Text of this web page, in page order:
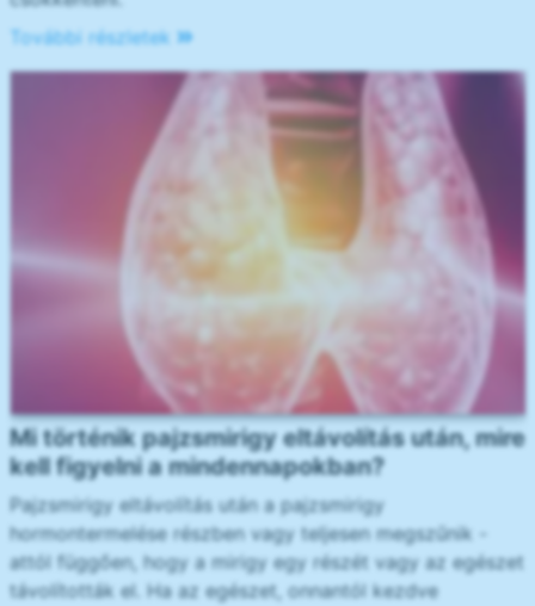
További részletek
Mi történik pajzsmirigy eltávolítás után, mire
kell figyelni a mindennapokban?
Pajzsmirigy eltávolítás után a pajzsmirigy
hormontermelése részben vagy teljesen megszűnik -
attól függően, hogy a mirigy egy részét vagy az egészet
távolították el. Ha az egészet, onnantól kezdve